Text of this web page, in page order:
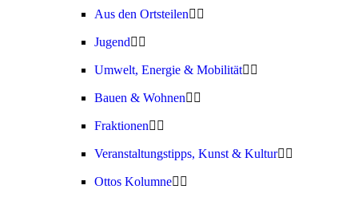
Aus den Ortsteilen
Jugend
Umwelt, Energie & Mobilität
Bauen & Wohnen
Fraktionen
Veranstaltungstipps, Kunst & Kultur
Ottos Kolumne